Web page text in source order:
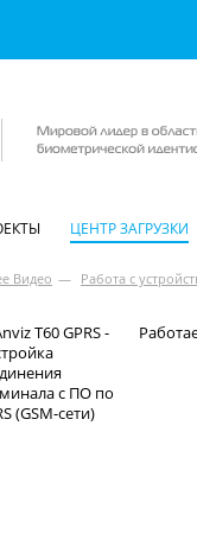
ЦЕНТР ЗАГРУЗКИ
Видео — Работа с